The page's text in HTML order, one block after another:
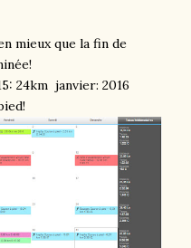
mieux que la fin de
24km janvier: 2016